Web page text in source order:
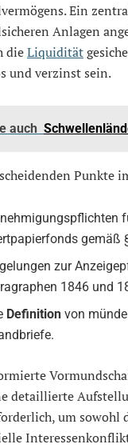
Ein
Anlagen
dieLiquidität
und verzinst sein.
auch
Punkte
gemäß
zur
1846 und
Definition von
detaillierte
um sowohl